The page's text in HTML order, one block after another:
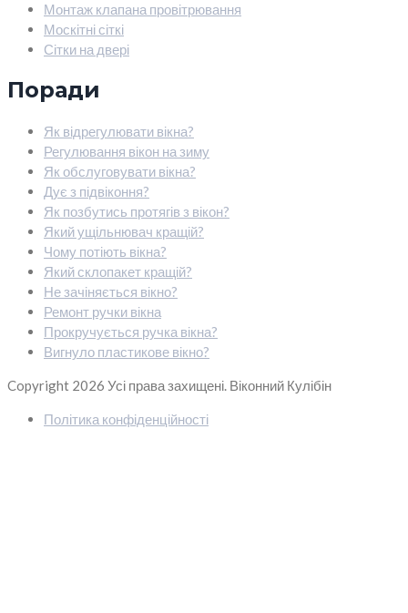
Монтаж клапана провітрювання
Москітні сіткі
Сітки на двері
Поради
Як відрегулювати вікна?
Регулювання вікон на зиму
Як обслуговувати вікна?
Дує з підвіконня?
Як позбутись протягів з вікон?
Який ущільнювач кращій?
Чому потіють вікна?
Який склопакет кращій?
Не зачіняється вікно?
Ремонт ручки вікна
Прокручується ручка вікна?
Вигнуло пластикове вікно?
Copyright 2026 Усі права захищені. Віконний Кулібін
Політика конфіденційності